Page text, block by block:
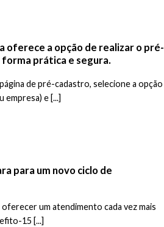
oferece a opção de realizar o pré-
prática e segura.
de pré-cadastro, selecione a opção
empresa) e [...]
para um novo ciclo de
um atendimento cada vez mais
15 [...]